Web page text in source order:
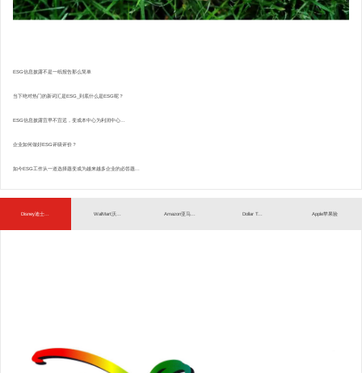
ESG信息披露不是一纸报告那么简单
当下绝对热门的新词汇是ESG_到底什么是ESG呢？
ESG信息披露宜早不宜迟，变成本中心为利润中心...
企业如何做好ESG评级评价？
如今ESG工作从一道选择题变成为越来越多企业的必答题...
Disney迪士... WalMart沃... Amazon亚马... Dollar T... Apple苹果验